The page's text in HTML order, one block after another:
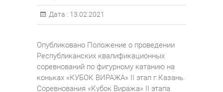
Дата : 13.02.2021
Опубликовано Положение о проведении
Республиканских квалификационных
соревнований по фигурному катанию на
коньках «КУБОК ВИРАЖА» II этап г.Казань.
Соревнования «Кубок Виража» II этапа